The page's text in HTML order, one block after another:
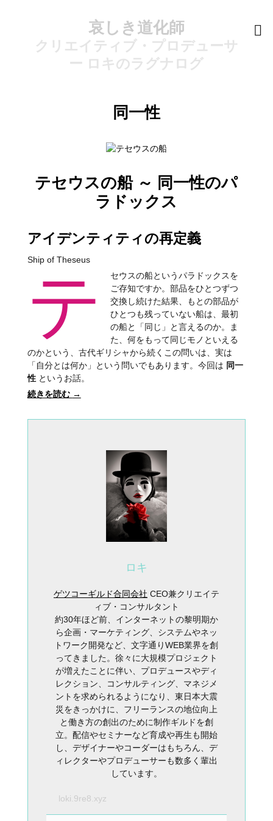
哀しき道化師
クリエイティブ・プロデューサ
ー ロキのラグナログ
同一性
テセウスの船 ～ 同一性のパ
ラドックス
アイデンティティの再定義
Ship of Theseus
テ
セウスの船というパラドックスを
ご存知ですか。部品をひとつずつ
交換し続けた結果、もとの部品が
ひとつも残っていない船は、最初
の船と「同じ」と言えるのか。ま
た、何をもって同じモノといえる
のかという、古代ギリシャから続くこの問いは、実は
「自分とは何か」という問いでもあります。今回は 同一
性というお話。
続きを読む →
ロキ
ゲツコーギルド合同会社 CEO兼クリエイテ
ィブ・コンサルタント
約30年ほど前、インターネットの黎明期か
ら企画・マーケティング、システムやネッ
トワーク開発など、文字通りWEB業界を創
ってきました。徐々に大規模プロジェクト
が増えたことに伴い、プロデュースやディ
レクション、コンサルティング、マネジメ
ントを求められるようになり、東日本大震
災をきっかけに、フリーランスの地位向上
と働き方の創出のために制作ギルドを創
立。配信やセミナーなど育成や再生も開始
し、デザイナーやコーダーはもちろん、デ
ィレクターやプロデューサーも数多く輩出
しています。
loki.9re8.xyz